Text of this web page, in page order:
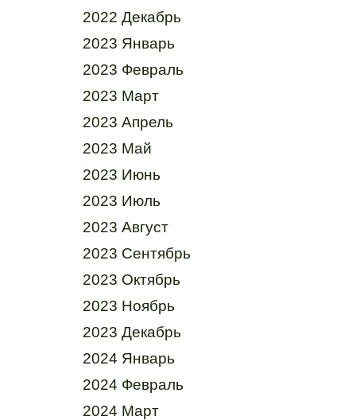
2022 Декабрь
2023 Январь
2023 Февраль
2023 Март
2023 Апрель
2023 Май
2023 Июнь
2023 Июль
2023 Август
2023 Сентябрь
2023 Октябрь
2023 Ноябрь
2023 Декабрь
2024 Январь
2024 Февраль
2024 Март